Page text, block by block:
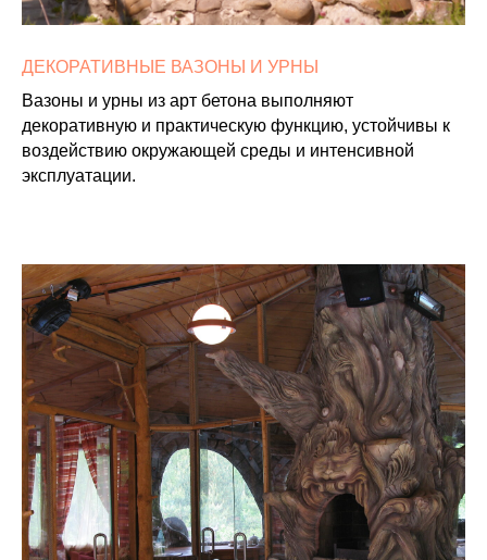
ДЕКОРАТИВНЫЕ ВАЗОНЫ И УРНЫ
Вазоны и урны из арт бетона выполняют
декоративную и практическую функцию, устойчивы к
воздействию окружающей среды и интенсивной
эксплуатации.